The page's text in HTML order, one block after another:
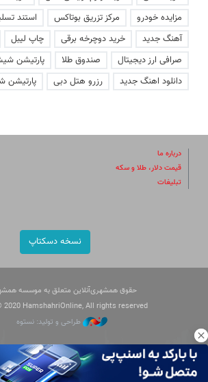
مزایده خودرو
مرکز تزریق بوتاکس استند
آهنگ جدید
خرید دوچرخه برقی چاپ لیبل
صرافی ارز دیجیتال
صندوق طلا
پارتیشن
دانلود اهنگ جدید
رزرو هتل دبی پارتیشن
درباره ما
قیمت دلار، طلا و سکه
تبلیغات
نسخه دسکتاپ
حقوق همشهری‌آنلاین متعلق به موسسه
2020 HamshahriOnline, All rights reserved
طراحی و تولید: نستوه